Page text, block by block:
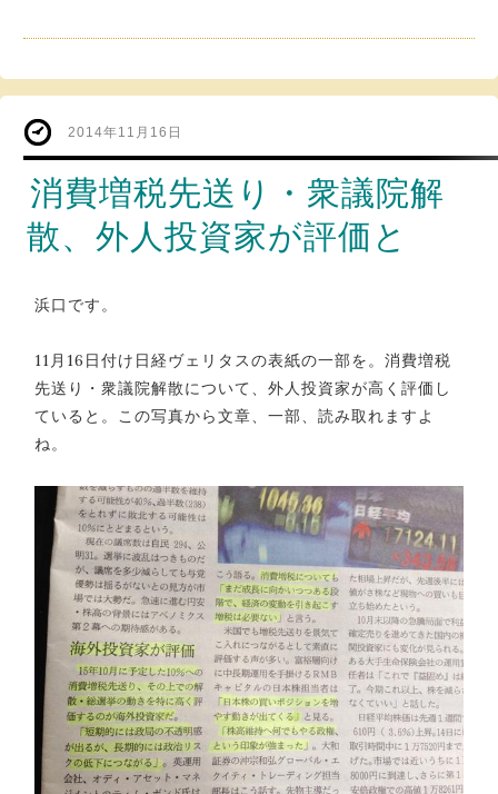
2014年11月16日
消費増税先送り・衆議院解
散、外人投資家が評価と
浜口です。
11月16日付け日経ヴェリタスの表紙の一部を。消費増税
先送り・衆議院解散について、外人投資家が高く評価し
ていると。この写真から文章、一部、読み取れますよ
ね。